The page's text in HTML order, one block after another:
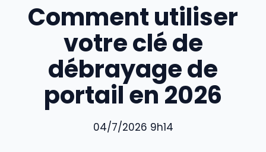
Comment utiliser
votre clé de
débrayage de
portail en 2026
04/7/2026 9h14